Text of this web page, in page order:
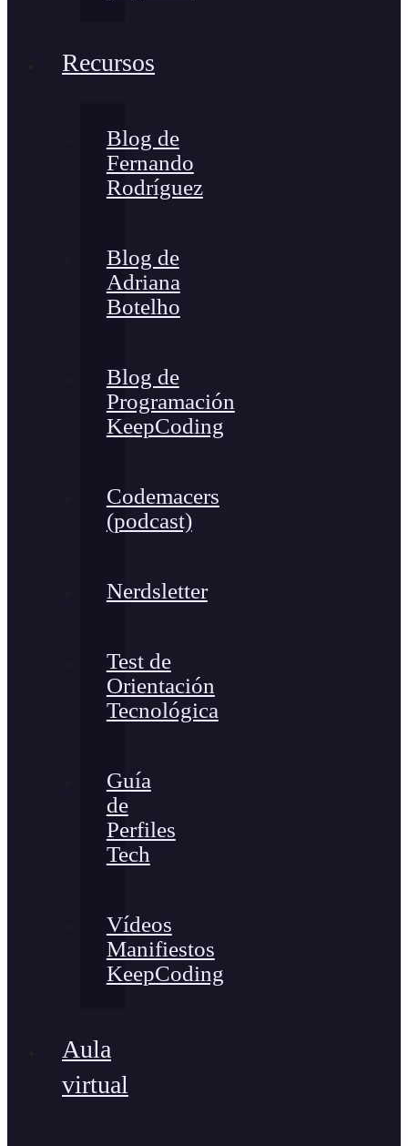
Recursos
Blog de
Fernando
Rodríguez
Blog de
Adriana
Botelho
Blog de
Programación
KeepCoding
Codemacers
(podcast)
Nerdsletter
Test de
Orientación
Tecnológica
Guía
de
Perfiles
Tech
Vídeos
Manifiestos
KeepCoding
Aula
virtual